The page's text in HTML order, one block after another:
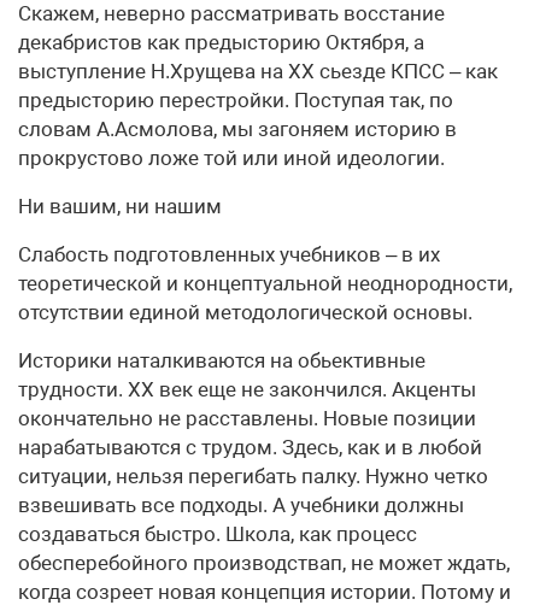
Скажем, неверно рассматривать восстание
декабристов как предысторию Октября, а
выступление Н.Хрущева на XX сьезде КПСС – как
предысторию перестройки. Поступая так, по
словам А.Асмолова, мы загоняем историю в
прокрустово ложе той или иной идеологии.
Ни вашим, ни нашим
Слабость подготовленных учебников – в их
теоретической и концептуальной неоднородности,
отсутствии единой методологической основы.
Историки наталкиваются на обьективные
трудности. XX век еще не закончился. Акценты
окончательно не расставлены. Новые позиции
нарабатываются с трудом. Здесь, как и в любой
ситуации, нельзя перегибать палку. Нужно четко
взвешивать все подходы. А учебники должны
создаваться быстро. Школа, как процесс
обесперебойного производствап, не может ждать,
когда созреет новая концепция истории. Потому и